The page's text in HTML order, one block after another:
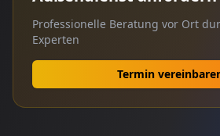
Professionelle Beratung vor Ort
Experten
Termin